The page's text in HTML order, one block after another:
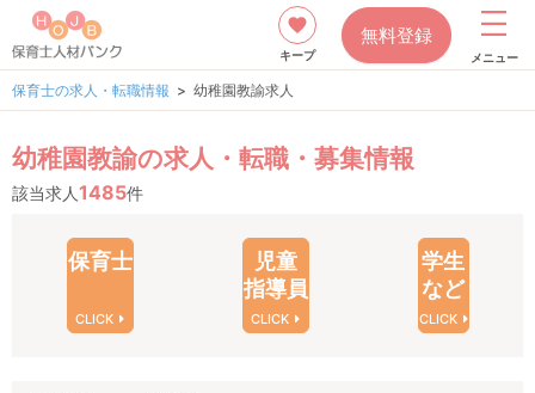
キープ
無料登録
メニュー
保育士の求人・転職情報 幼稚園教諭求人
幼稚園教諭の求人・転職・募集情報
該当求人1485件
保育士
CLICK
児童
指導員
CLICK
学生
など
CLICK